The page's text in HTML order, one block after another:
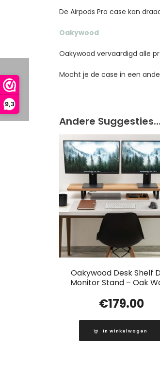
9,3
De Airpods Pro case kan
Oakywood
Oakywood vervaardigd alle
Mocht je de case in een
Andere Suggesties…
Oakywood Desk Shelf
Monitor Stand – Oak
€179.00
In winkelwagen